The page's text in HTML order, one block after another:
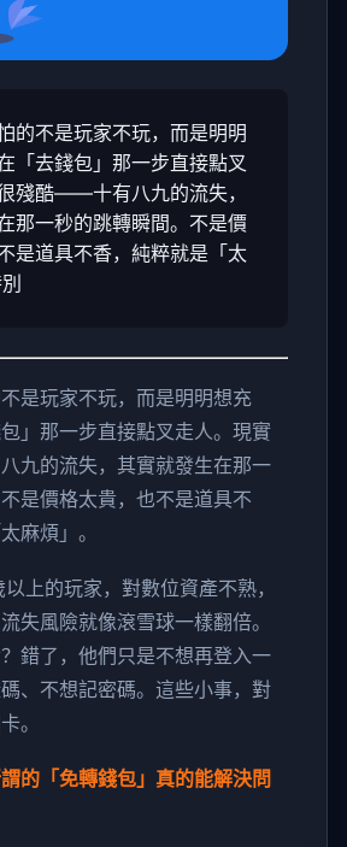
的不是玩家不玩，而是明明
「去錢包」那一步直接點叉
殘酷——十有八九的流失，
那一秒的跳轉瞬間。不是價
是道具不香，純粹就是「太
是玩家不玩，而是明明想充
」那一步直接點叉走人。現實
九的流失，其實就發生在那一
是價格太貴，也不是道具不
麻煩」。
上的玩家，對數位資產不熟，
失風險就像滾雪球一樣翻倍。
錯了，他們只是不想再登入一
、不想記密碼。這些小事，對
。
的「免轉錢包」真的能解決問